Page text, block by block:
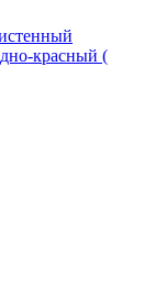
красный (